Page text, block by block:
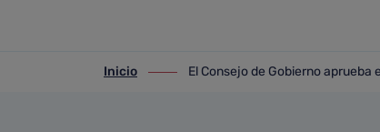
ir-a inicio
Inicio
ir-a El Consejo de Gobierno
El Consejo de Gobierno